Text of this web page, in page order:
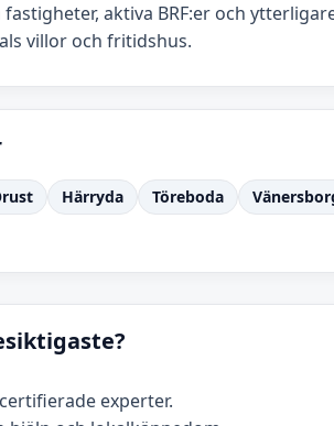
aktiva BRF:er och
villor och fritidshus.
Härryda Töreboda
experter.